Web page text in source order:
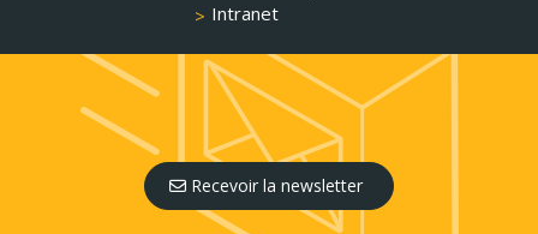
Intranet
Recevoir la newsletter